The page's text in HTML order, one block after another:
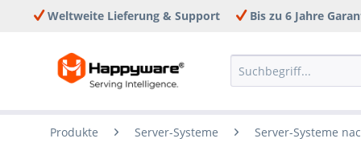
Weltweite Lieferung & Support Bis zu 6 Jahre
Produkte Server-Systeme Server-Systeme